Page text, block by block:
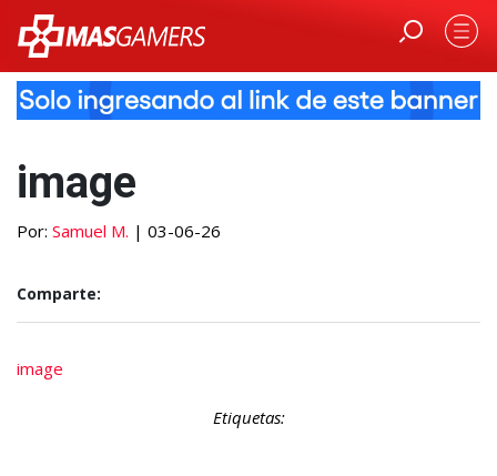
image
Por: Samuel M. | 03-06-26
Comparte:
image
Etiquetas: